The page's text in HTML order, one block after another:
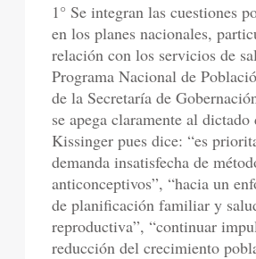
1° Se integran las cuestiones
en los planes nacionales,
relación con los servicios de
Programa Nacional de
de la Secretaría de
se apega claramente al
Kissinger pues dice: “es
demanda insatisfecha de
anticonceptivos”, “hacia un
de planificación familiar y
reproductiva”, “continuar
reducción del crecimiento